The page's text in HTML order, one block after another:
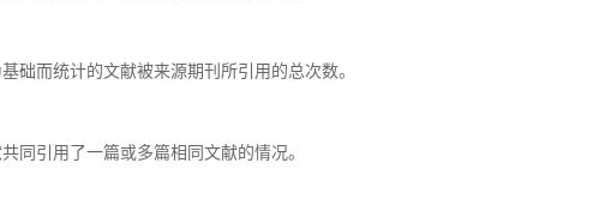
础而统计的文献被来源期刊所引用的总次数。
同引用了一篇或多篇相同文献的情况。